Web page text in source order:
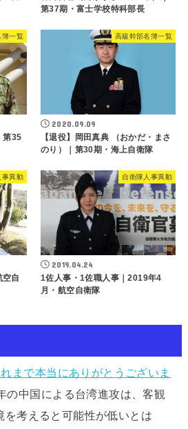
第37期・富士学校特科部長
簿一覧
第35
高級幹部名簿一覧
2020.09.09
【退役】岡田真典 （おかだ・まさ
のり）｜第30期・海上自衛隊
事異動
自
自衛隊人事異動
2019.04.24
1佐人事・1佐職人事｜2019年4
月・航空自衛隊
れまで本当にありがとうございま
の中国による台湾進攻は、客観
を考えると可能性が低いとは